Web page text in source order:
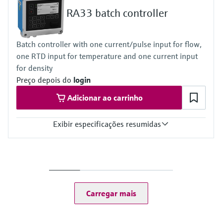
Output
1x 4...20mA
2x digital (Open Collector)
Display
160 x 80 Dot-Matrix LCD with white backlit
colour change in case of alarm event
active display area 70 x 34 mm
Calculations
IAPWS-IF97
RA33 batch controller
Batch controller with one current/pulse input for flow,
one RTD input for temperature and one current input
for density
Preço depois do login
Adicionar ao carrinho
Exibir especificações resumidas
Loop power supply 24V DC (+/-16%)
1 x analogue (I) / pulse (active)
Carregar mais